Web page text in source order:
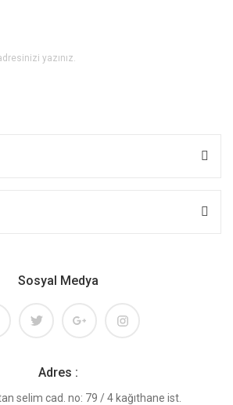
Sosyal Medya
Adres :
selim cad. no: 79 / 4 kağıthane ist.